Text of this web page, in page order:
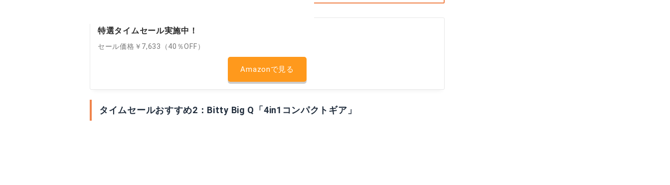
特選タイムセール実施中！
セール価格￥7,633（40％OFF）
Amazonで見る
タイムセールおすすめ2：Bitty Big Q「4in1コンパクトギア」